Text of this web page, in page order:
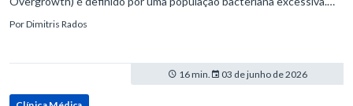
PorDimitris Rados
16 min. 03 de junho de 2026